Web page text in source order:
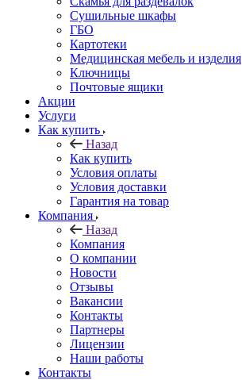
Сушильные шкафы
ГБО
Картотеки
Медицинская мебель и изделия
Ключницы
Почтовые ящики
Акции
Услуги
Как купить
Назад
Как купить
Условия оплаты
Условия доставки
Гарантия на товар
Компания
Назад
Компания
О компании
Новости
Отзывы
Вакансии
Контакты
Партнеры
Лицензии
Наши работы
Контакты